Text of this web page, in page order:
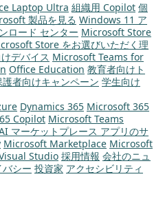
Laptop Ultra 組織用 Copilot 個
製品を見る Windows 11 ア
ロード センター Microsoft Store
Store をお選びいただく理
デバイス Microsoft Teams for
Office Education 教育者向けト
者向けキャンペーン 学生向け
Dynamics 365 Microsoft 365
Copilot Microsoft Teams
マーケットプレース アプリのサ
Microsoft Marketplace Microsoft
Studio 採用情報 会社のニュ
シー 投資家 アクセシビリティ